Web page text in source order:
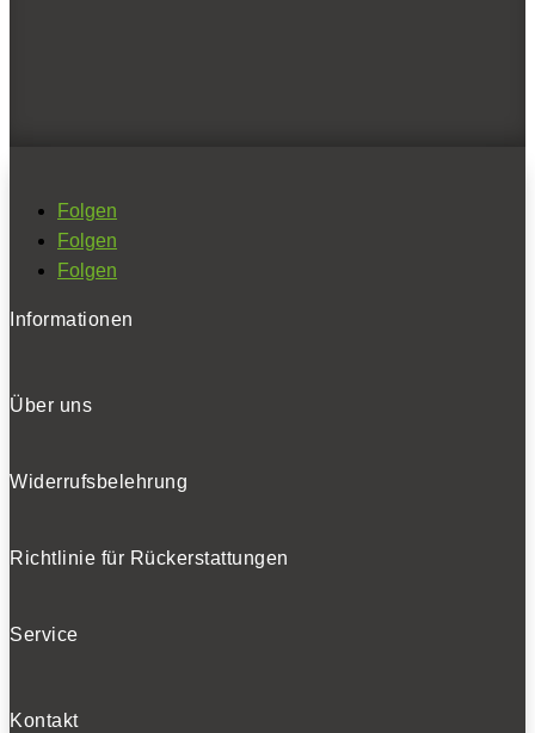
Folgen
Folgen
Folgen
Informationen
Über uns
Widerrufsbelehrung
Richtlinie für Rückerstattungen
Service
Kontakt